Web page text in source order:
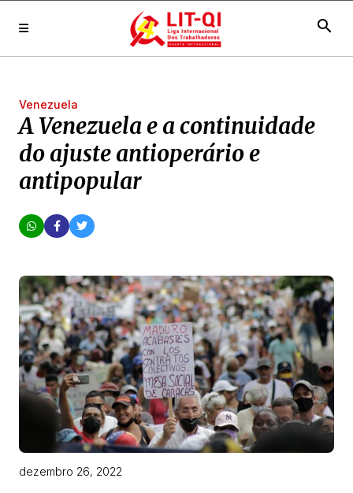
search
Venezuela
A Venezuela e a continuidade
do ajuste antioperário e
antipopular
dezembro 26, 2022